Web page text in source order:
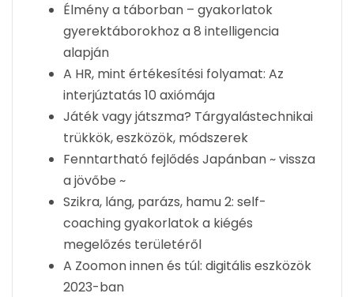
Élmény a táborban – gyakorlatok
gyerektáborokhoz a 8 intelligencia
alapján
A HR, mint értékesítési folyamat: Az
interjúztatás 10 axiómája
Játék vagy játszma? Tárgyalástechnikai
trükkök, eszközök, módszerek
Fenntartható fejlődés Japánban ~ vissza
a jövőbe ~
Szikra, láng, parázs, hamu 2: self-
coaching gyakorlatok a kiégés
megelőzés területéről
A Zoomon innen és túl: digitális eszközök
2023-ban